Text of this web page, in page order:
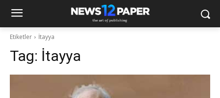
Etiketler İtayya
Tag: İtayya